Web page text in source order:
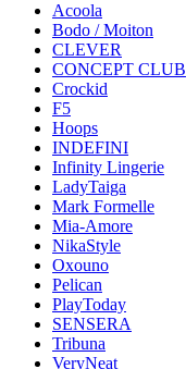
Acoola
Bodo / Moiton
CLEVER
CONCEPT CLUB
Crockid
F5
Hoops
INDEFINI
Infinity Lingerie
LadyTaiga
Mark Formelle
Mia-Amore
NikaStyle
Oxouno
Pelican
PlayToday
SENSERA
Tribuna
VeryNeat